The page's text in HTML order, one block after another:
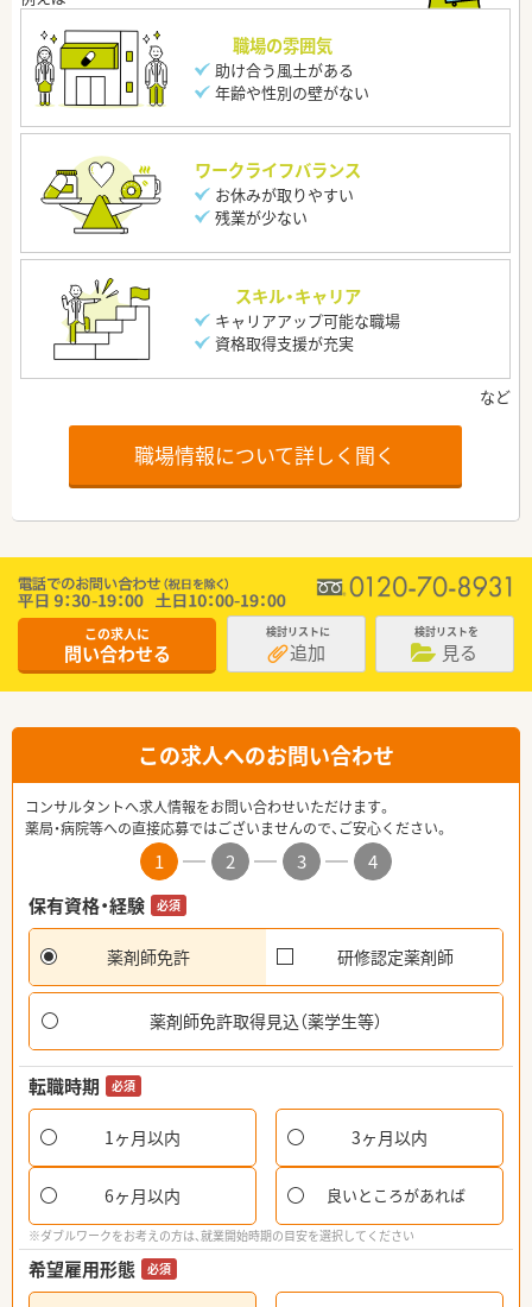
職場の雰囲気
助け合う風土がある
年齢や性別の壁がない
ワークライフバランス
お休みが取りやすい
残業が少ない
スキル・キャリア
キャリアアップ可能な職場
資格取得支援が充実
職場情報について詳しく聞く
この求人に
問い合わせる
検討リストに
追加
検討リストを
見る
この求人へのお問い合わせ
コンサルタントへ求人情報をお問い合わせいただけます。
薬局・病院等への直接応募ではございませんので、ご安心ください。
1 2 3
4
保有資格・経験
必須
薬剤師免許 研修認定薬剤師
薬剤師免許取得見込（薬学生等）
転職時期 必須
1ヶ月以内 3ヶ月以内
6ヶ月以内 良いところがあれば
※ダブルワークをお考えの方は、就業開始時期の目安を選択してください
希望雇用形態 必須